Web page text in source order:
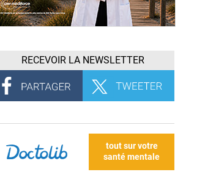
RECEVOIR LA NEWSLETTER
tout sur votre
santé mentale